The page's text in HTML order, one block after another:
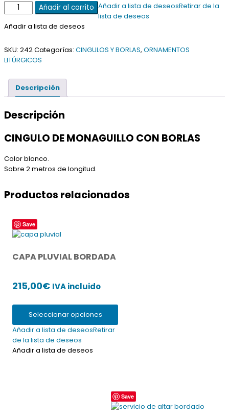
CINGULO
DE
MONAGUILLO
Añadir al carrito Añadir a lista de deseosRetirar de la
lista de deseos
Añadir a lista de deseos
SKU: 242Categorías: CINGULOS Y BORLAS, ORNAMENTOS
LITÚRGICOS
Descripción
Descripción
CINGULO DE MONAGUILLO CON BORLAS
Color blanco.
Sobre 2 metros de longitud.
Productos relacionados
Save
CAPA PLUVIAL BORDADA
215,00€ IVA incluido
Seleccionar opciones
Este
producto
múltiples
opciones
pueden
elegir
en
la
página
Añadir a lista de deseosRetirar
de la lista de deseos
Añadir a lista de deseos
Save